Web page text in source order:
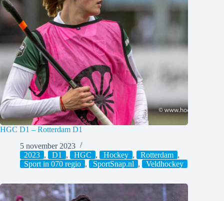
HGC D1 – Rotterdam D1
5 november 2023
2023 , D1 , HGC , Hockey , Rotterdam ,
Sport in 070 regio , SportSnap.nl , Veldhockey